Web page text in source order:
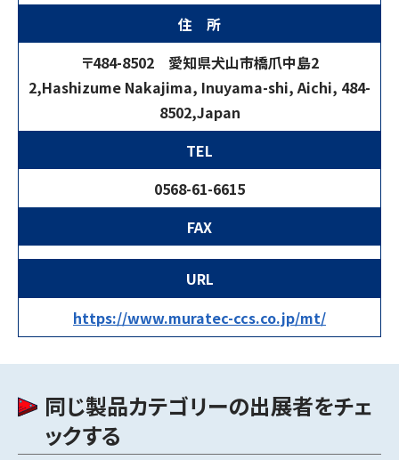
住 所
〒484-8502 愛知県犬山市橋爪中島2
2,Hashizume Nakajima, Inuyama-shi, Aichi, 484-
8502,Japan
TEL
0568-61-6615
FAX
URL
https://www.muratec-ccs.co.jp/mt/
同じ製品カテゴリーの出展者をチェ
ックする